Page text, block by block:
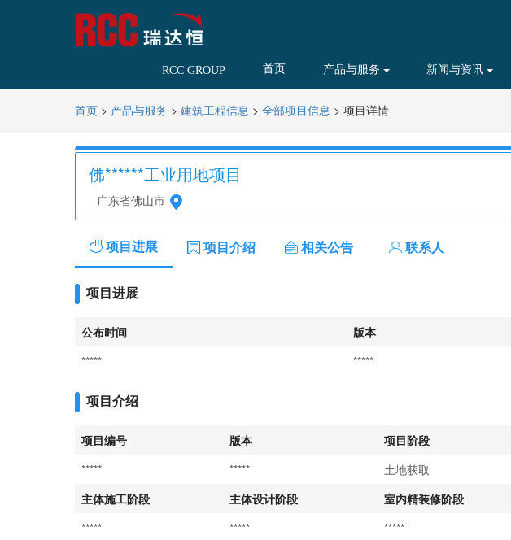
RCC GROUP 首页 产品与服务 新闻与资讯
首页 > 产品与服务 > 建筑工程信息 > 全部项目信息 > 项目详情
佛******工业用地项目
广东省佛山市
项目进展 项目介绍 相关公告 联系人
项目进展
公布时间 版本
*****
*****
项目介绍
项目编号 版本 项目阶段
*****
***** 土地获取
主体施工阶段
主体设计阶段
室内精装修阶段
*****
*****
*****